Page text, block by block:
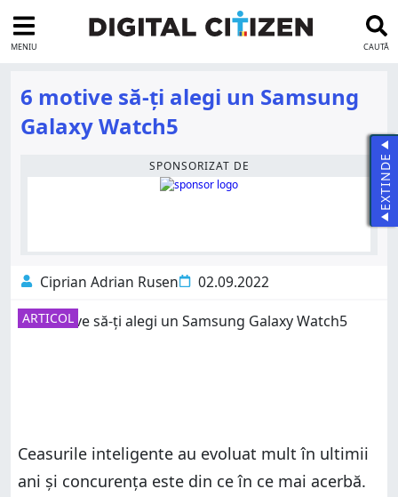
MENIU CAUTĂ
6 motive să-ți alegi un Samsung
Galaxy Watch5
SPONSORIZAT DE
Ciprian Adrian Rusen 02.09.2022
ARTICOL
Ceasurile inteligente au evoluat mult în ultimii
ani și concurența este din ce în ce mai acerbă.
EXTINDE